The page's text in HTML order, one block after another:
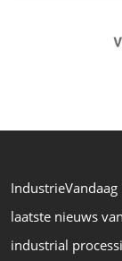
laatste nieuws
industrial